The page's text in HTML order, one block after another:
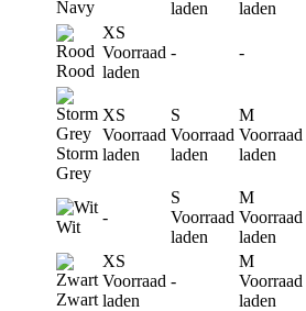
Navy
laden
laden
Rood
XS
Voorraad
laden
- -
Storm
Grey
XS
Voorraad
laden
S
Voorraad
laden
M
Voorraad
laden
Wit
-
S
Voorraad
laden
M
Voorraad
laden
Zwart
XS
Voorraad
laden
-
M
Voorraad
laden